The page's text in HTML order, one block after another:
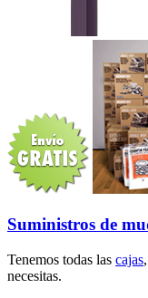
Suministros de
Tenemos todas las cajas,
necesitas.